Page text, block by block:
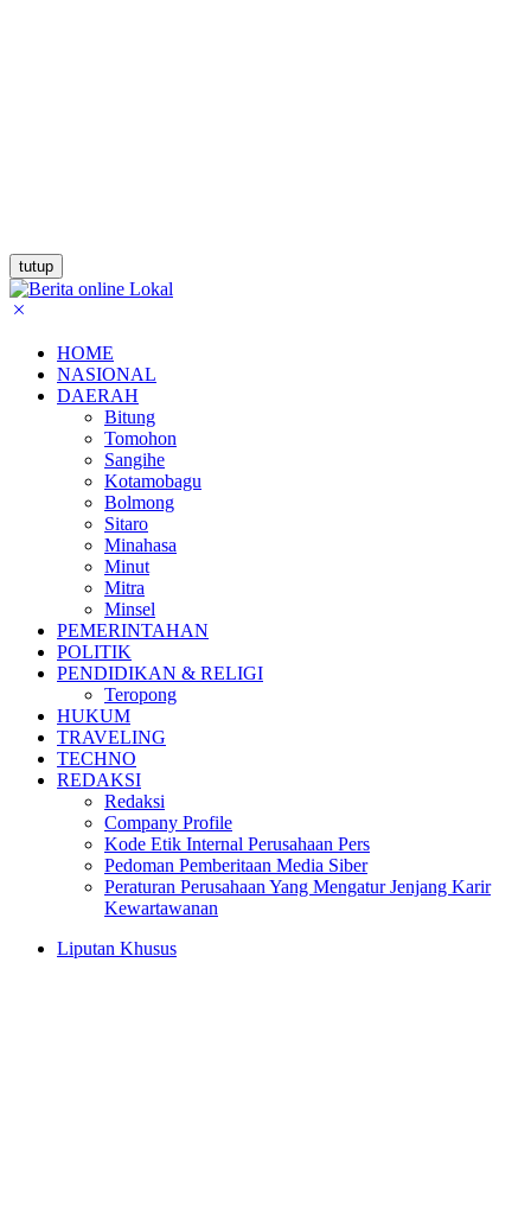
tutup
HOME
NASIONAL
DAERAH
Bitung
Tomohon
Sangihe
Kotamobagu
Bolmong
Sitaro
Minahasa
Minut
Mitra
Minsel
PEMERINTAHAN
POLITIK
PENDIDIKAN & RELIGI
Teropong
HUKUM
TRAVELING
TECHNO
REDAKSI
Redaksi
Company Profile
Kode Etik Internal Perusahaan Pers
Pedoman Pemberitaan Media Siber
Peraturan Perusahaan Yang Mengatur Jenjang Karir
Kewartawanan
Liputan Khusus